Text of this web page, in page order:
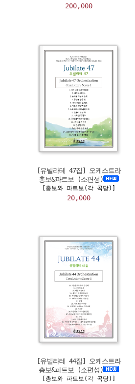
200,000
[유빌라테 47집] 오케스트라
총보&파트보 (소편성)
[총보와 파트보(각 곡당)]
20,000
[유빌라테 44집] 오케스트라
총보&파트보 (소편성)
[총보와 파트보(각 곡당)]